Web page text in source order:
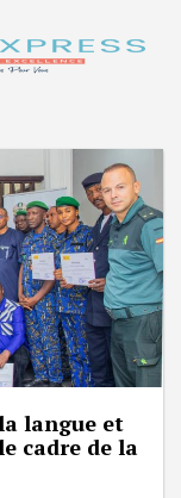
langue et
cadre de la